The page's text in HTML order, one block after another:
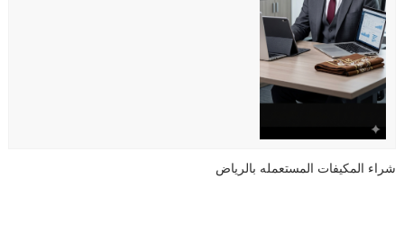
شراء المكيفات المستعمله بالرياض